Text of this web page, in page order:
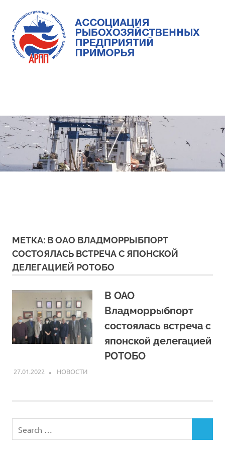
content
предприятий
Приморья
МЕТКА: В ОАО ВЛАДМОРРЫБПОРТ
СОСТОЯЛАСЬ ВСТРЕЧА С ЯПОНСКОЙ
ДЕЛЕГАЦИЕЙ РОТОБО
В ОАО
Владморрыбпорт
состоялась встреча с
японской делегацией
РОТОБО
27.01.2022 ARPP
НОВОСТИ